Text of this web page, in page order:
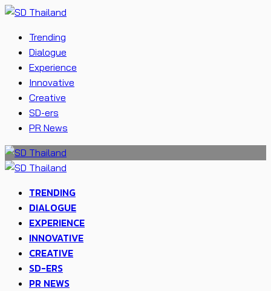
Trending
Dialogue
Experience
Innovative
Creative
SD-ers
PR News
TRENDING
DIALOGUE
EXPERIENCE
INNOVATIVE
CREATIVE
SD-ERS
PR NEWS